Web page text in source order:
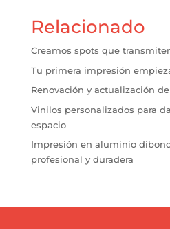
Relacionado
Creamos spots que
Tu primera impresión
Renovación y actualización
Vinilos personalizados para
espacio
Impresión en aluminio
profesional y duradera